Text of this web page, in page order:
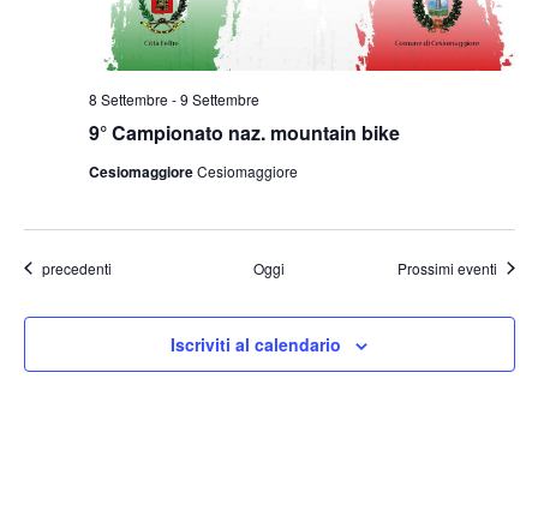
9° Campionato naz. mountain bike
8 Settembre -9 Settembre
CesiomaggioreCesiomaggiore
Eventi
precedenti Oggi Prossimi eventi
Iscriviti al calendario